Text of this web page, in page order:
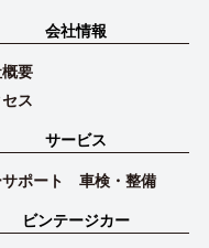
会社情報
要
ス
サービス
サポート 車検・整備
ビンテージカー